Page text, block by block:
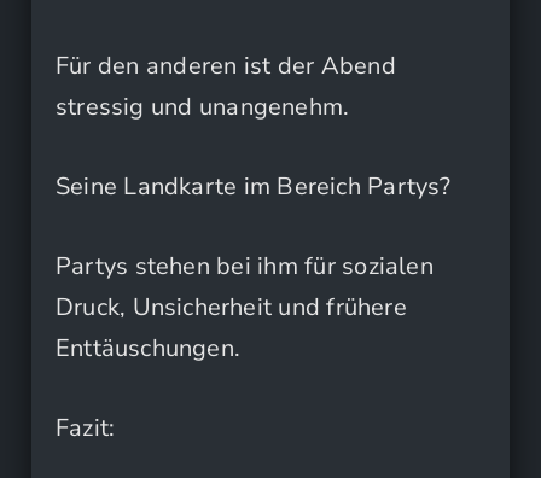
Für den anderen ist der Abend
stressig und unangenehm.
Seine Landkarte im Bereich Partys?
Partys stehen bei ihm für sozialen
Druck, Unsicherheit und frühere
Enttäuschungen.
Fazit: